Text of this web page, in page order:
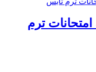
ترم